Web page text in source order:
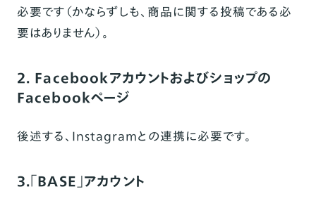
必要です（かならずしも、商品に関する投稿である必
要はありません）。
2. Facebookアカウントおよびショップの
Facebookページ
後述する、Instagramとの連携に必要です。
3.「BASE」アカウント